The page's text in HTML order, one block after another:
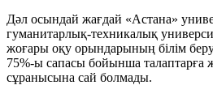
Дәл осындай жағдай «Астана»
гуманитарлық-техникалық
жоғары оқу орындарының білім
75%-ы сапасы бойынша талаптарға
сұранысына сай болмады.